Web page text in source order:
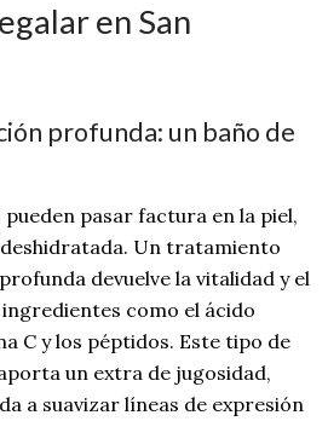
en San
profunda: un baño de
pasar factura en la piel,
Un tratamiento
devuelve la vitalidad y el
como el ácido
C y los péptidos. Este tipo de
un extra de jugosidad,
a suavizar líneas de expresión